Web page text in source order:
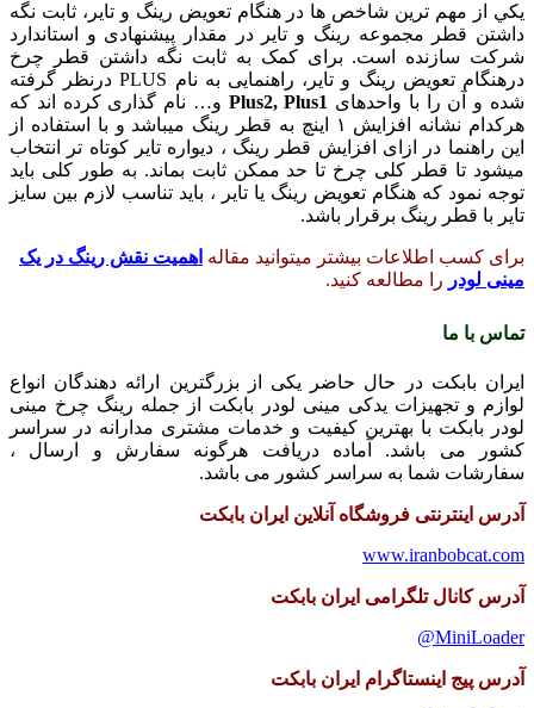
يکي از مهم ترين شاخص ها در هنگام تعويض رينگ و تاير، ثابت نگه
داشتن قطر مجموعه رينگ و تاير در مقدار پيشنهادی و استاندارد
شرکت سازنده است. برای کمک به ثابت نگه داشتن قطر چرخ
درهنگام تعويض رينگ و تاير، راهنمايی به نام PLUS درنظر گرفته
شده و آن را با واحدهای Plus2, Plus1 و… نام گذاری کرده اند که
هرکدام نشانه افزايش ۱ اينچ به قطر رينگ میباشد و با استفاده از
اين راهنما در ازای افزايش قطر رينگ ، ديواره تاير کوتاه تر انتخاب
ميشود تا قطر کلی چرخ تا حد ممکن ثابت بماند. به طور کلی باید
توجه نمود که هنگام تعویض رینگ یا تایر ، باید تناسب لازم بین سایز
تایر با قطر رینگ برقرار باشد.
برای کسب اطلاعات بیشتر میتوانید مقاله اهمیت نقش رینگ در یک
مینی لودر را مطالعه کنید.
تماس با ما
ایران بابکت در حال حاضر یکی از بزرگترین ارائه دهندگان انواع
لوازم و تجهیزات یدکی مینی لودر بابکت از جمله رینگ چرخ مینی
لودر بابکت با بهترین کیفیت و خدمات مشتری مدارانه در سراسر
کشور می باشد. آماده دریافت هرگونه سفارش و ارسال ،
سفارشات شما به سراسر کشور می باشد.
آدرس اینترنتی فروشگاه آنلاین ایران بابکت
www.iranbobcat.com
آدرس کانال تلگرامی ایران بابکت
MiniLoader@
آدرس پیج اینستاگرام ایران بابکت